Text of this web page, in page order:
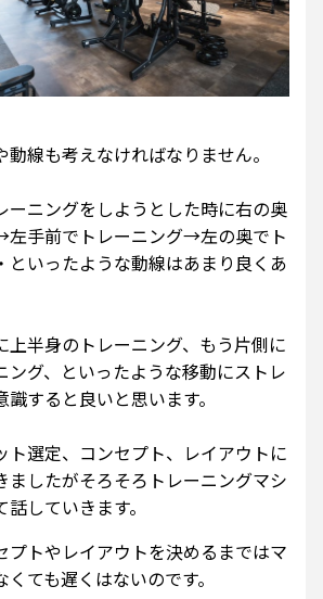
線も考えなければなりません。
ーニングをしようとした時に右の奥
手前でトレーニング→左の奥でト
といったような動線はあまり良くあ
上半身のトレーニング、もう片側に
ング、といったような移動にストレ
すると良いと思います。
ト選定、コンセプト、レイアウトに
ましたがそろそろトレーニングマシ
していきます。
プトやレイアウトを決めるまではマ
ても遅くはないのです。